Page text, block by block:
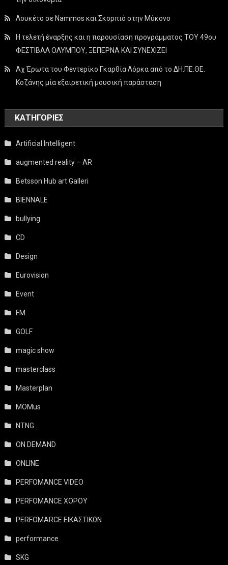
Λουκέτο σε Nammos και Σκορπιό στην Μύκονο
Η τελετή έναρξης και η παρουσίαση προγράμματος ΤΟΥ 49ου
ΦΕΣΤΙΒΑΛ ΟΛΥΜΠΟΥ, ΞΕΠΕΡΝΑ ΚΑΙ ΣΥΝΕΧΙΖΕΙ
Αχ Έρωτα του Φεντερίκο Γκαρθία Λόρκα από το ΔΗ.ΠΕ.ΘΕ.
Κοζάνης μία εξαιρετική μουσική παράσταση
KΑΤΗΓΟΡΊΕΣ
Artificial Intelligent
augmented reality – AR
Betsson Hub art Galleri
BIENNALE
bullying
CD
Design
Eurovision
Event
FM
GOLF
magic show
masterclass
Masterplan
MOMus
NTNG
ON DEMAND
ONLINE
PERFOMANCE VIDEO
PERFOMANCE ΧΟΡΟΥ
PERFOMARCE ΕΙΚΑΣΤΙΚΩΝ
performance
SKG